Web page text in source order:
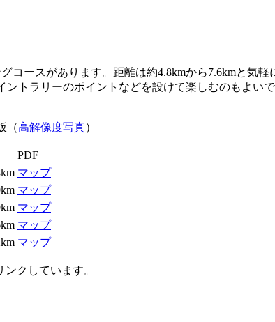
コースがあります。距離は約4.8kmから7.6kmと気
トラリーのポイントなどを設けて楽しむのもよいで
（高解像度写真）
PDF
マップ
マップ
マップ
マップ
マップ
ンクしています。